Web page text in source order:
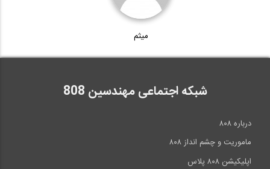
میثم
شبکه اجتماعی مهندسین 808
درباره ۸۰۸
ماموریت و چشم انداز ۸۰۸
اپلیکیشن ۸۰۸ پلاس